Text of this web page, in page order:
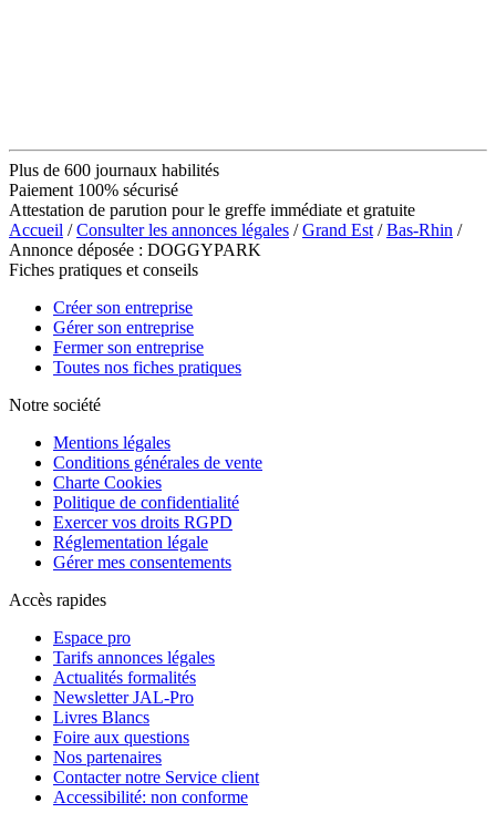
Plus de 600 journaux habilités
Paiement 100% sécurisé
Attestation de parution pour le greffe immédiate et gratuite
Accueil /Consulter les annonces légales /Grand Est /Bas-Rhin /
Annonce déposée : DOGGYPARK
Fiches pratiques et conseils
Créer son entreprise
Gérer son entreprise
Fermer son entreprise
Toutes nos fiches pratiques
Notre société
Mentions légales
Conditions générales de vente
Charte Cookies
Politique de confidentialité
Exercer vos droits RGPD
Réglementation légale
Gérer mes consentements
Accès rapides
Espace pro
Tarifs annonces légales
Actualités formalités
Newsletter JAL-Pro
Livres Blancs
Foire aux questions
Nos partenaires
Contacter notre Service client
Accessibilité: non conforme